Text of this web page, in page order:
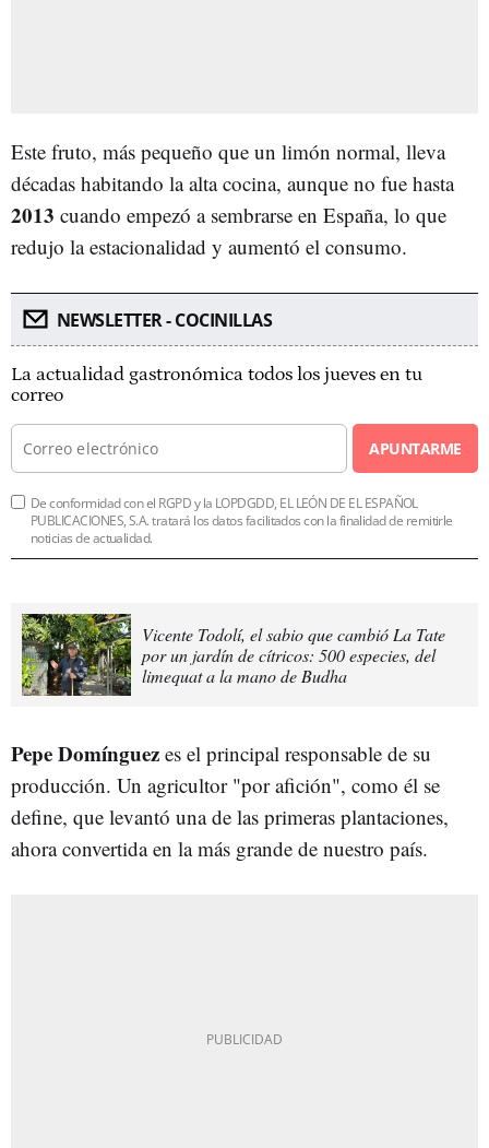
Este fruto, más pequeño que un limón normal, lleva
décadas habitando la alta cocina, aunque no fue hasta
2013 cuando empezó a sembrarse en España, lo que
redujo la estacionalidad y aumentó el consumo.
NEWSLETTER - COCINILLAS
La actualidad gastronómica todos los jueves en tu
correo
APUNTARME
De conformidad con el RGPD y la LOPDGDD, EL LEÓN DE EL ESPAÑOL
PUBLICACIONES, S.A. tratará los datos facilitados con la finalidad de remitirle
noticias de actualidad.
Vicente Todolí, el sabio que cambió La Tate
por un jardín de cítricos: 500 especies, del
limequat a la mano de Budha
Pepe Domínguez es el principal responsable de su
producción. Un agricultor "por afición", como él se
define, que levantó una de las primeras plantaciones,
ahora convertida en la más grande de nuestro país.